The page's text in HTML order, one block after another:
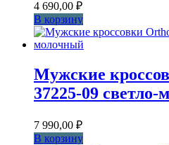
4 690,00 ₽
В корзину
Мужские
37225-09
7 990,00 ₽
В корзину